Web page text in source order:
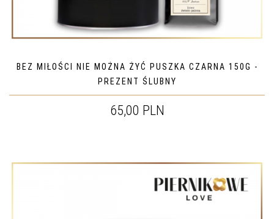
BEZ MIŁOŚCI NIE MOŻNA ŻYĆ PUSZKA CZARNA 150G -
PREZENT ŚLUBNY
65,00 PLN